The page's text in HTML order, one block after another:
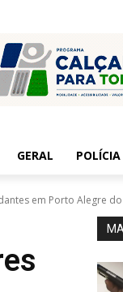
GERAL POLÍCIA
em Porto Alegre